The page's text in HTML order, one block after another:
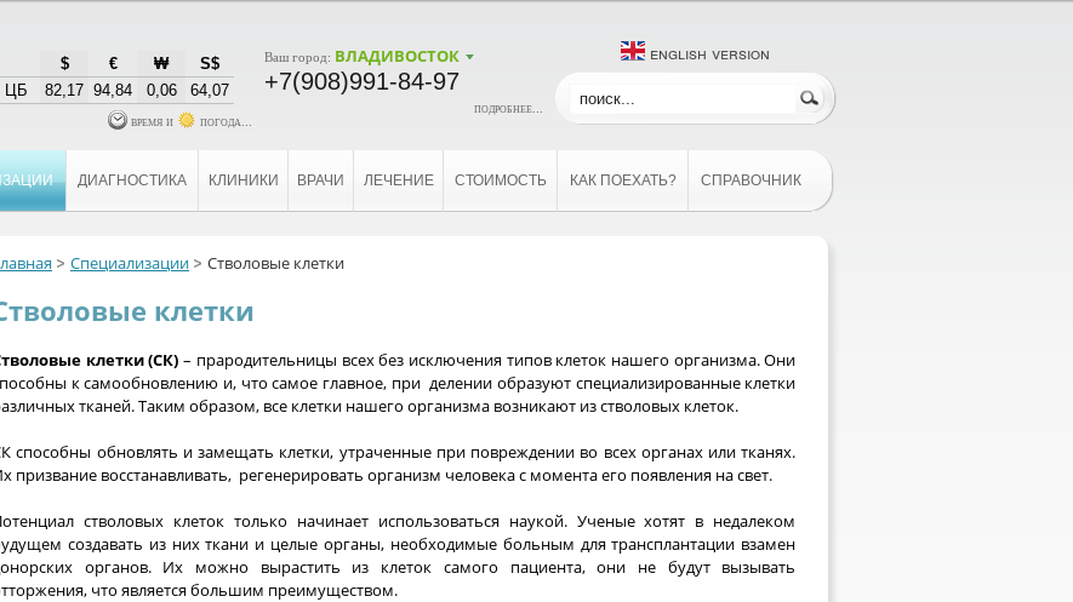
$ € ₩
S$
ЦБ
82,17 94,84 0,06 64,07
время и погода...
Ваш город: ВЛАДИВОСТОК
+7(908)991-84-97
подробнее...
english version
ДИАГНОСТИКА КЛИНИКИ ВРАЧИ ЛЕЧЕНИЕ СТОИМОСТЬ КАК ПОЕХАТЬ? СПРАВОЧНИК
Специализации Стволовые клетки
клетки
клетки (СК)– прародительницы всех без исключения типов клеток нашего организма. Они
к самообновлению и, что самое главное, при делении образуют специализированные клетки
тканей. Таким образом, все клетки нашего организма возникают из стволовых клеток.
способны обновлять и замещать клетки, утраченные при повреждении во всех органах или тканях.
призвание восстанавливать, регенерировать организм человека с момента его появления на свет.
стволовых клеток только начинает использоваться наукой. Ученые хотят в недалеком
создавать из них ткани и целые органы, необходимые больным для трансплантации взамен
органов. Их можно вырастить из клеток самого пациента, они не будут вызывать
что является большим преимуществом.